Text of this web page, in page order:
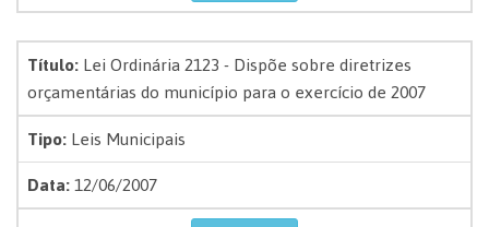
Título:Lei Ordinária 2123 - Dispõe sobre diretrizes
orçamentárias do município para o exercício de 2007
Tipo:Leis Municipais
Data:12/06/2007